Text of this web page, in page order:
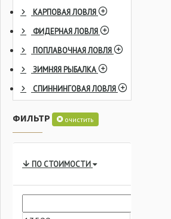
КАРПОВАЯ ЛОВЛЯ
ФИДЕРНАЯ ЛОВЛЯ
ПОПЛАВОЧНАЯ ЛОВЛЯ
ЗИМНЯЯ РЫБАЛКА
СПИННИНГОВАЯ ЛОВЛЯ
ФИЛЬТР очистить
ПО СТОИМОСТИ